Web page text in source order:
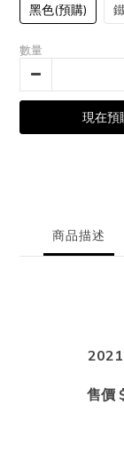
黑色(預購)
數量
現在預
商品描述
售價